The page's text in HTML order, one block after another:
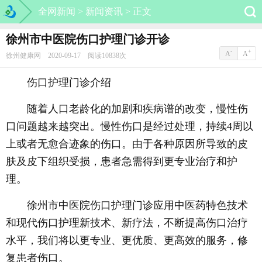
全网新闻 > 新闻资讯 > 正文
徐州市中医院伤口护理门诊开诊
徐州健康网 2020-09-17 阅读10838次 A- A+
伤口护理门诊介绍
随着人口老龄化的加剧和疾病谱的改变，慢性伤
口问题越来越突出。慢性伤口是经过处理，持续4周以
上或者无愈合迹象的伤口。由于各种原因所导致的皮
肤及皮下组织受损，患者急需得到更专业治疗和护
理。
徐州市中医院伤口护理门诊应用中医药特色技术
和现代伤口护理新技术、新疗法，不断提高伤口治疗
水平，我们将以更专业、更优质、更高效的服务，修
复患者伤口。